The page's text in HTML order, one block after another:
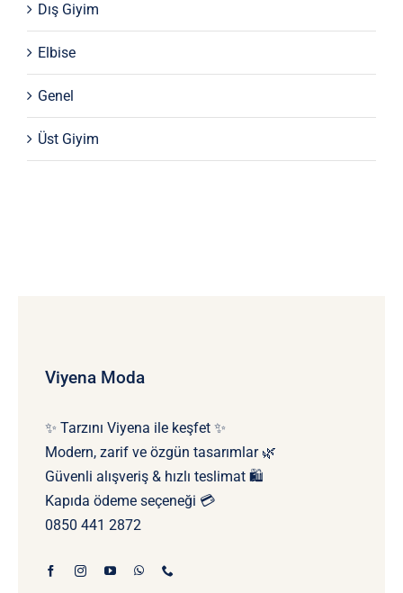
Dış Giyim
Elbise
Genel
Üst Giyim
Viyena Moda
✨ Tarzını Viyena ile keşfet ✨
Modern, zarif ve özgün tasarımlar 🌿
Güvenli alışveriş & hızlı teslimat 🛍️
Kapıda ödeme seçeneği 💳
0850 441 2872